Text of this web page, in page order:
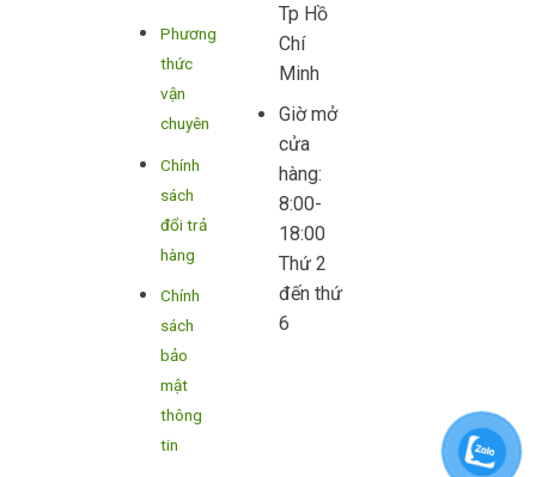
Phương
thức
vận
chuyên
Chính
sách
đổi trả
hàng
Chính
sách
bảo
mật
thông
tin
Tp Hồ
Chí
Minh
Giờ mở
cửa
hàng:
8:00-
18:00
Thứ 2
đến thứ
6